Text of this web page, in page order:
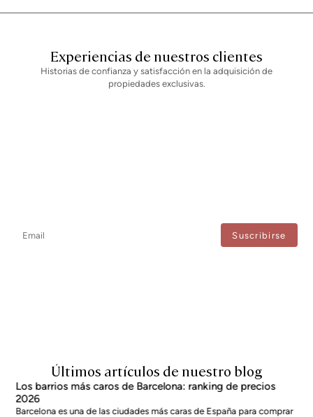
Experiencias de nuestros clientes
Historias de confianza y satisfacción en la adquisición de
propiedades exclusivas.
Últimos artículos de nuestro blog
Los barrios más caros de Barcelona: ranking de precios
2026
Barcelona es una de las ciudades más caras de España para comprar